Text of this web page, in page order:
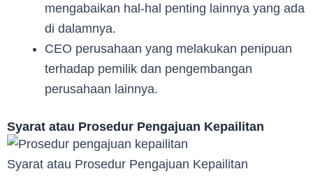
mengabaikan hal-hal penting lainnya yang ada
di dalamnya.
CEO perusahaan yang melakukan penipuan
terhadap pemilik dan pengembangan
perusahaan lainnya.
Syarat atau Prosedur Pengajuan Kepailitan
Syarat atau Prosedur Pengajuan Kepailitan